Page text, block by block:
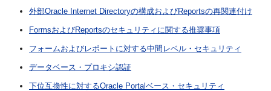
外部Oracle Internet Directoryの構成およびReportsの再関連付け
FormsおよびReportsのセキュリティに関する推奨事項
フォームおよびレポートに対する中間レベル・セキュリティ
データベース・プロキシ認証
下位互換性に対するOracle Portalベース・セキュリティ